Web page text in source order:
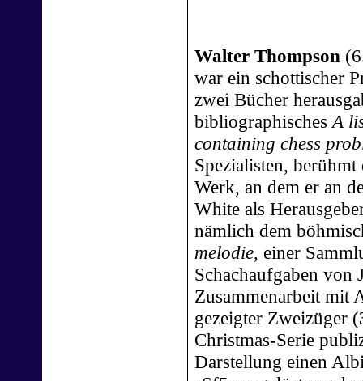
Walter Thompson
war ein schottischer
zwei Bücher
bibliographisches A
containing chess
Spezialisten, berühmt
Werk, an dem er an
White als
nämlich dem
melodie, einer
Schachaufgaben von
Zusammenarbeit mit
gezeigter Zweizüger (
Christmas-Serie
Darstellung einen